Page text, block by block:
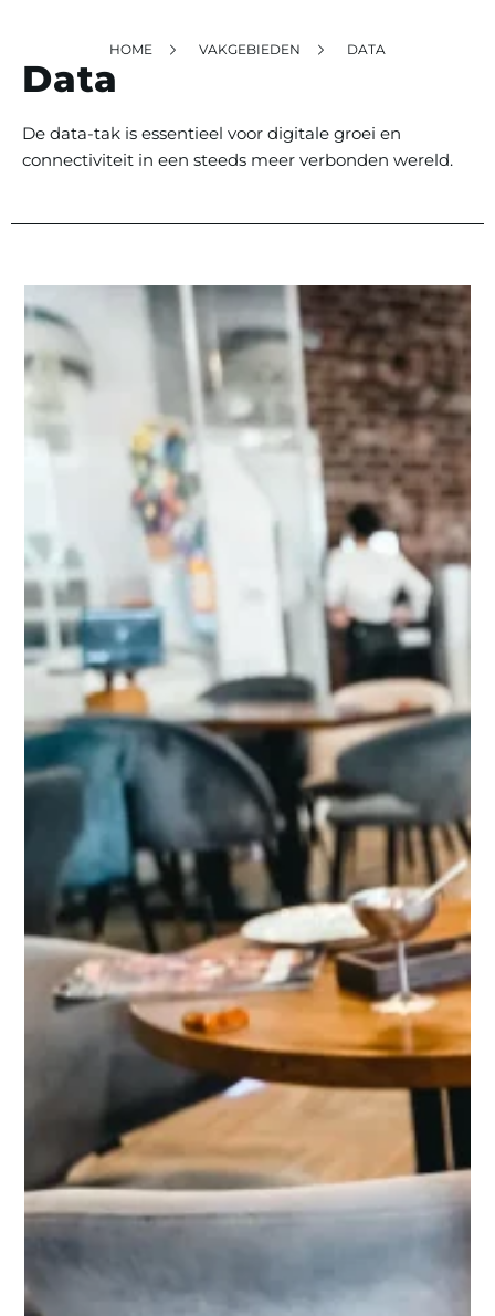
HOME VAKGEBIEDEN DATA
Data
De data-tak is essentieel voor digitale groei en
connectiviteit in een steeds meer verbonden wereld.